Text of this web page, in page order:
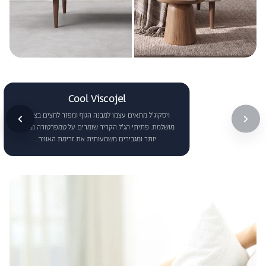
מידות:
מידות ספה
עומק: 72 ס"מ
מידות ספה פתוחה למיטה
אורך: 70 ס"מ
רוחב: 200 ס"מ
גובה: 38 ס"מ
Cool Viscojel
ויסקוג'ל מתאים עצמו למבנה הגוף ומפזר לחצים בצורה
מושלמת. פתיתי הג'ל הקריר שומרים על טמפרטורה נמוכה
יותר ומגבירים משמעותית את זרימת האוויר.